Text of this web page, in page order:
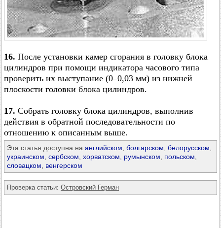
16. После установки камер сгорания в головку блока
цилиндров при помощи индикатора часового типа
проверить их выступание (0–0,03 мм) из нижней
плоскости головки блока цилиндров.
17. Собрать головку блока цилиндров, выполнив
действия в обратной последовательности по
отношению к описанным выше.
Эта статья доступна на английском болгарском белорусском
украинском сербском хорватском румынском польском
словацком
венгерском
Проверка статьи: Островский Герман